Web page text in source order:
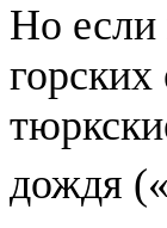
Но если
дождя